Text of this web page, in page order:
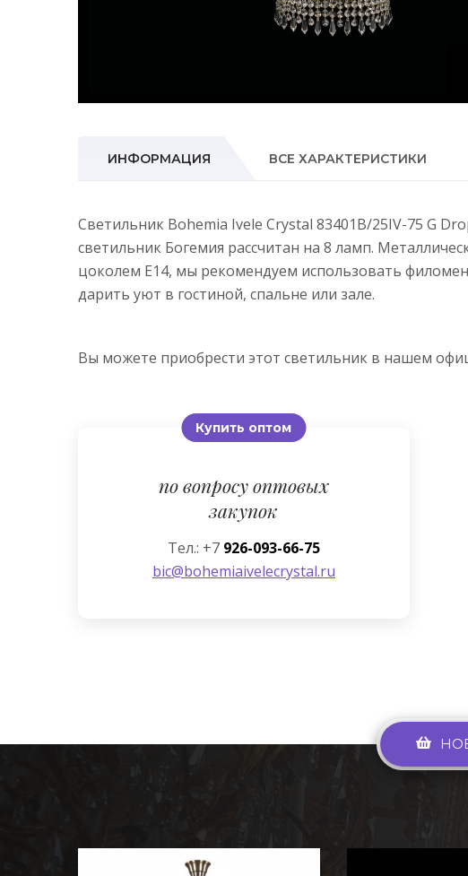
ИНФОРМАЦИЯ ВСЕ ХАРАКТЕРИСТИКИ
Светильник Bohemia Ivele Crystal 83401B/25IV-75 G
светильник Богемия рассчитан на 8 ламп.
цоколем E14, мы рекомендуем использовать
дарить уют в гостиной, спальне или зале.
Вы можете приобрести этот светильник в нашем
Купить оптом
по вопросу оптовых
закупок
Тел.: +7 926-093-66-75
bic@bohemiaivelecrystal.ru